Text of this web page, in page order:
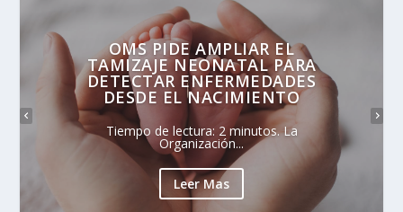
OMS PIDE AMPLIAR EL
TAMIZAJE NEONATAL PARA
DETECTAR ENFERMEDADES
DESDE EL NACIMIENTO
Tiempo de lectura: 2 minutos. La
Organización...
Leer Mas